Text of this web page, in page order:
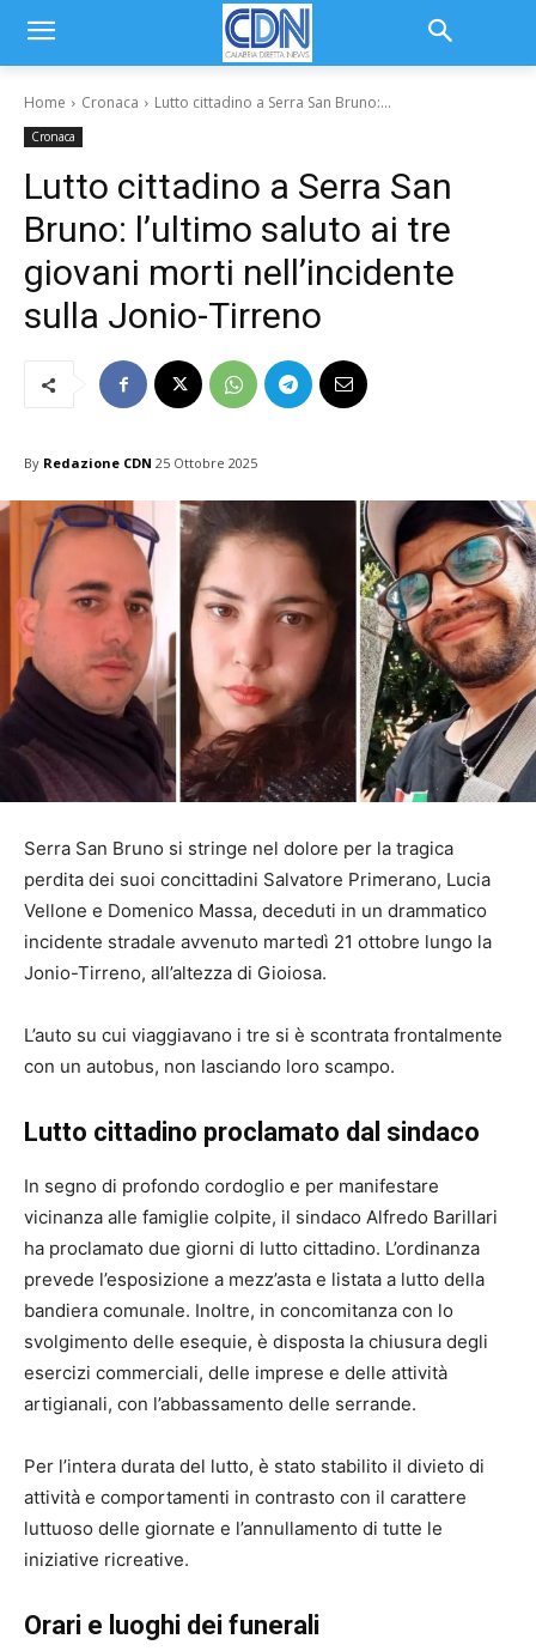
Home Cronaca Lutto cittadino a Serra San Bruno:...
Cronaca
Lutto cittadino a Serra San
Bruno: l’ultimo saluto ai tre
giovani morti nell’incidente
sulla Jonio-Tirreno
By Redazione CDN 25 Ottobre 2025
Serra San Bruno si stringe nel dolore per la tragica
perdita dei suoi concittadini Salvatore Primerano, Lucia
Vellone e Domenico Massa, deceduti in un drammatico
incidente stradale avvenuto martedì 21 ottobre lungo la
Jonio-Tirreno, all’altezza di Gioiosa.
L’auto su cui viaggiavano i tre si è scontrata frontalmente
con un autobus, non lasciando loro scampo.
Lutto cittadino proclamato dal sindaco
In segno di profondo cordoglio e per manifestare
vicinanza alle famiglie colpite, il sindaco Alfredo Barillari
ha proclamato due giorni di lutto cittadino. L’ordinanza
prevede l’esposizione a mezz’asta e listata a lutto della
bandiera comunale. Inoltre, in concomitanza con lo
svolgimento delle esequie, è disposta la chiusura degli
esercizi commerciali, delle imprese e delle attività
artigianali, con l’abbassamento delle serrande.
Per l’intera durata del lutto, è stato stabilito il divieto di
attività e comportamenti in contrasto con il carattere
luttuoso delle giornate e l’annullamento di tutte le
iniziative ricreative.
Orari e luoghi dei funerali